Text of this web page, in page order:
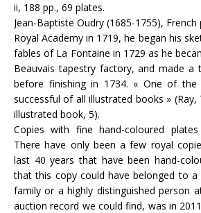
ii, 188 pp., 69 plates.
Jean-Baptiste Oudry (1685-1755),
Royal Academy in 1719, he began his
fables of La Fontaine in 1729 as he
Beauvais tapestry factory, and made a
before finishing in 1734. « One of the
successful of all illustrated books »
illustrated book, 5).
Copies with fine hand-coloured
There have only been a few royal
last 40 years that have been hand-
that this copy could have belonged to
family or a highly distinguished person
auction record we could find, was in